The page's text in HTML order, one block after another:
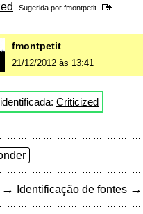
Sugerida por fmontpetit
fmontpetit
21/12/2012 às 13:41
Criticized
→ Identificação de fontes →